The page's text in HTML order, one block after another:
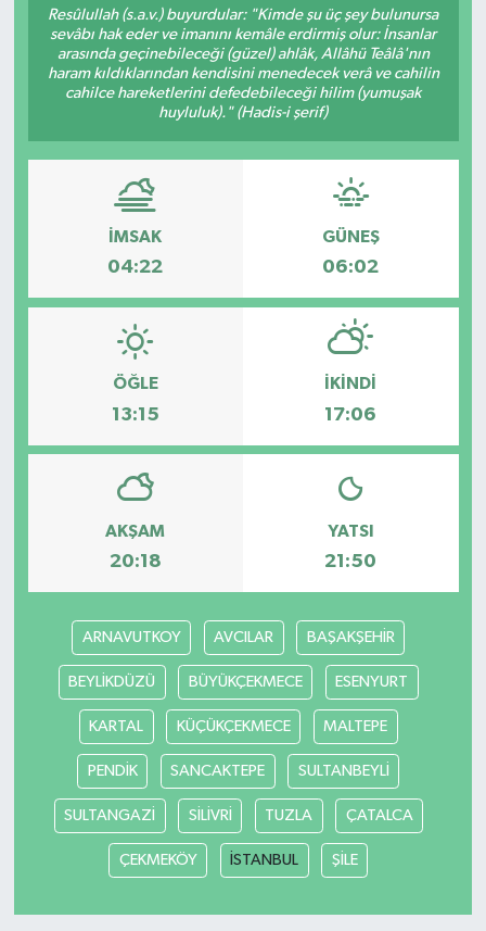
Resûlullah (s.a.v.) buyurdular: "Kimde şu üç şey bulunursa
sevâbı hak eder ve imanını kemâle erdirmiş olur: İnsanlar
arasında geçinebileceği (güzel) ahlâk, Allâhü Teâlâ'nın
haram kıldıklarından kendisini menedecek verâ ve cahilin
cahilce hareketlerini defedebileceği hilim (yumuşak
huyluluk)." (Hadis-i şerif)
İMSAK
04:22
GÜNEŞ
06:02
ÖĞLE
13:15
İKINDI
17:06
AKŞAM
20:18
YATSI
21:50
ARNAVUTKOY AVCILAR BAŞAKŞEHİR
BEYLİKDÜZÜ BÜYÜKÇEKMECE ESENYURT
KARTAL KÜÇÜKÇEKMECE MALTEPE
PENDİK SANCAKTEPE SULTANBEYLİ
SULTANGAZİ SİLİVRİ TUZLA ÇATALCA
ÇEKMEKÖY İSTANBUL ŞİLE